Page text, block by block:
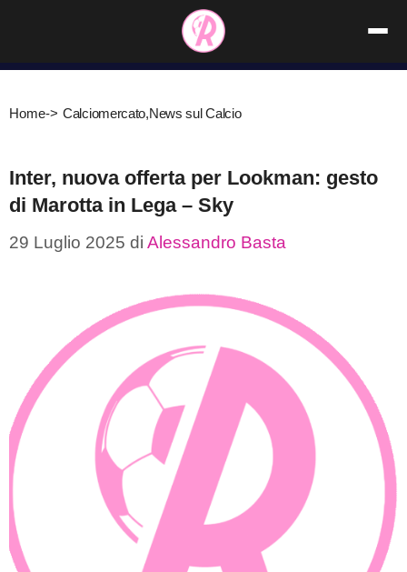
contenuto
Home-> Calciomercato,News sul Calcio
Inter, nuova offerta per Lookman: gesto
di Marotta in Lega – Sky
29 Luglio 2025 di Alessandro Basta